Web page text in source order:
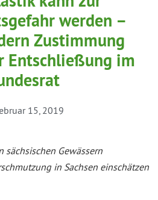
werden –
Zustimmung
Entschließung im
15, 2019
sächsischen Gewässern
in Sachsen einschätzen